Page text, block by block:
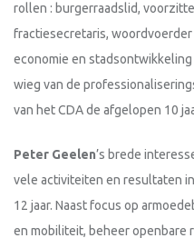
rollen : burgerraadslid,
fractiesecretaris,
economie en
wieg van de
van het CDA de afgelopen 10
Peter Geelen’s brede
vele activiteiten en resultaten
12 jaar. Naast focus op
en mobiliteit, beheer openbare